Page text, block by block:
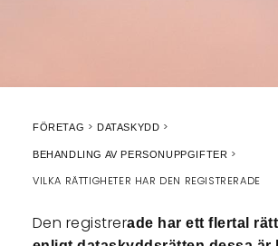
FÖRETAG DATASKYDD
BEHANDLING AV PERSONUPPGIFTER
VILKA RÄTTIGHETER HAR DEN REGISTRERADE
Den registrerade har ett flertal